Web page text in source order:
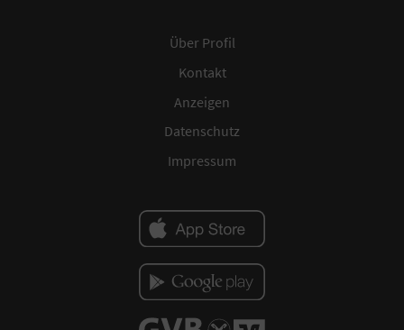
Über Profil
Kontakt
Anzeigen
Datenschutz
Impressum